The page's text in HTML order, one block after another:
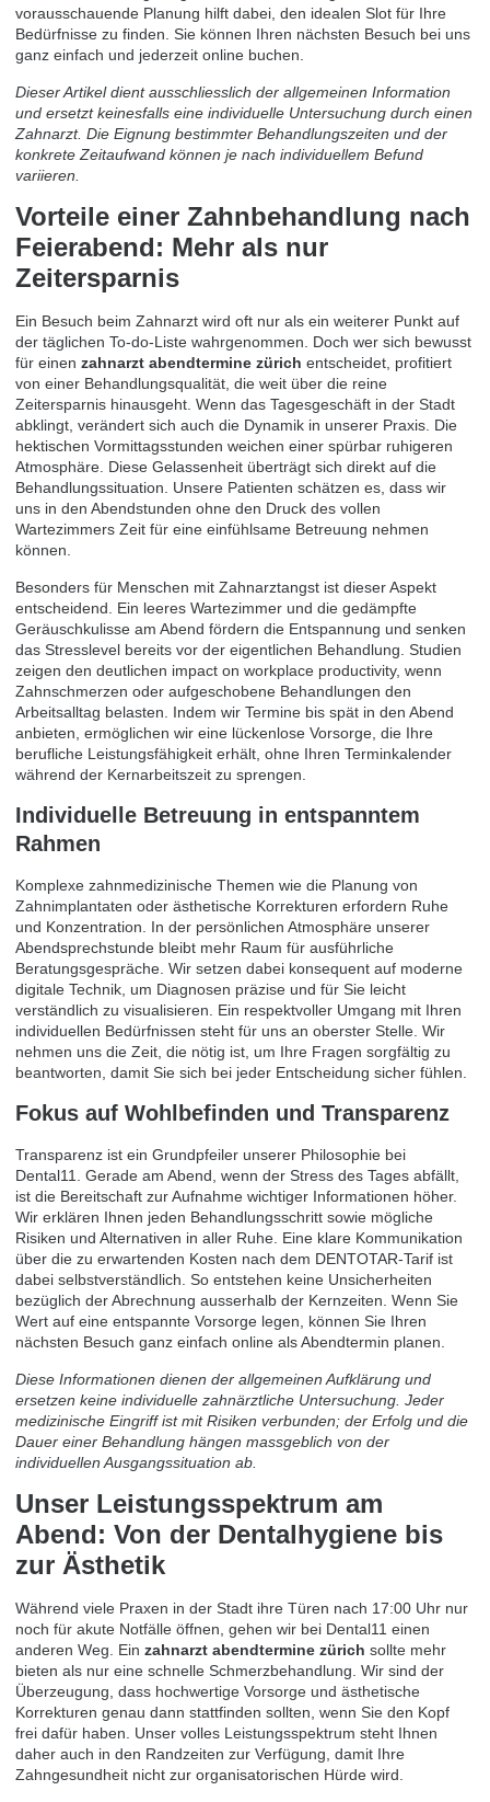
vorausschauende Planung hilft dabei, den idealen Slot für Ihre
Bedürfnisse zu finden. Sie können Ihren nächsten Besuch bei uns
ganz einfach und jederzeit online buchen.
Dieser Artikel dient ausschliesslich der allgemeinen Information
und ersetzt keinesfalls eine individuelle Untersuchung durch einen
Zahnarzt. Die Eignung bestimmter Behandlungszeiten und der
konkrete Zeitaufwand können je nach individuellem Befund
variieren.
Vorteile einer Zahnbehandlung nach
Feierabend: Mehr als nur
Zeitersparnis
Ein Besuch beim Zahnarzt wird oft nur als ein weiterer Punkt auf
der täglichen To-do-Liste wahrgenommen. Doch wer sich bewusst
für einen zahnarzt abendtermine zürich entscheidet, profitiert
von einer Behandlungsqualität, die weit über die reine
Zeitersparnis hinausgeht. Wenn das Tagesgeschäft in der Stadt
abklingt, verändert sich auch die Dynamik in unserer Praxis. Die
hektischen Vormittagsstunden weichen einer spürbar ruhigeren
Atmosphäre. Diese Gelassenheit überträgt sich direkt auf die
Behandlungssituation. Unsere Patienten schätzen es, dass wir
uns in den Abendstunden ohne den Druck des vollen
Wartezimmers Zeit für eine einfühlsame Betreuung nehmen
können.
Besonders für Menschen mit Zahnarztangst ist dieser Aspekt
entscheidend. Ein leeres Wartezimmer und die gedämpfte
Geräuschkulisse am Abend fördern die Entspannung und senken
das Stresslevel bereits vor der eigentlichen Behandlung. Studien
zeigen den deutlichen impact on workplace productivity, wenn
Zahnschmerzen oder aufgeschobene Behandlungen den
Arbeitsalltag belasten. Indem wir Termine bis spät in den Abend
anbieten, ermöglichen wir eine lückenlose Vorsorge, die Ihre
berufliche Leistungsfähigkeit erhält, ohne Ihren Terminkalender
während der Kernarbeitszeit zu sprengen.
Individuelle Betreuung in entspanntem
Rahmen
Komplexe zahnmedizinische Themen wie die Planung von
Zahnimplantaten oder ästhetische Korrekturen erfordern Ruhe
und Konzentration. In der persönlichen Atmosphäre unserer
Abendsprechstunde bleibt mehr Raum für ausführliche
Beratungsgespräche. Wir setzen dabei konsequent auf moderne
digitale Technik, um Diagnosen präzise und für Sie leicht
verständlich zu visualisieren. Ein respektvoller Umgang mit Ihren
individuellen Bedürfnissen steht für uns an oberster Stelle. Wir
nehmen uns die Zeit, die nötig ist, um Ihre Fragen sorgfältig zu
beantworten, damit Sie sich bei jeder Entscheidung sicher fühlen.
Fokus auf Wohlbefinden und Transparenz
Transparenz ist ein Grundpfeiler unserer Philosophie bei
Dental11. Gerade am Abend, wenn der Stress des Tages abfällt,
ist die Bereitschaft zur Aufnahme wichtiger Informationen höher.
Wir erklären Ihnen jeden Behandlungsschritt sowie mögliche
Risiken und Alternativen in aller Ruhe. Eine klare Kommunikation
über die zu erwartenden Kosten nach dem DENTOTAR-Tarif ist
dabei selbstverständlich. So entstehen keine Unsicherheiten
bezüglich der Abrechnung ausserhalb der Kernzeiten. Wenn Sie
Wert auf eine entspannte Vorsorge legen, können Sie Ihren
nächsten Besuch ganz einfach online als Abendtermin planen.
Diese Informationen dienen der allgemeinen Aufklärung und
ersetzen keine individuelle zahnärztliche Untersuchung. Jeder
medizinische Eingriff ist mit Risiken verbunden; der Erfolg und die
Dauer einer Behandlung hängen massgeblich von der
individuellen Ausgangssituation ab.
Unser Leistungsspektrum am
Abend: Von der Dentalhygiene bis
zur Ästhetik
Während viele Praxen in der Stadt ihre Türen nach 17:00 Uhr nur
noch für akute Notfälle öffnen, gehen wir bei Dental11 einen
anderen Weg. Ein zahnarzt abendtermine zürich sollte mehr
bieten als nur eine schnelle Schmerzbehandlung. Wir sind der
Überzeugung, dass hochwertige Vorsorge und ästhetische
Korrekturen genau dann stattfinden sollten, wenn Sie den Kopf
frei dafür haben. Unser volles Leistungsspektrum steht Ihnen
daher auch in den Randzeiten zur Verfügung, damit Ihre
Zahngesundheit nicht zur organisatorischen Hürde wird.